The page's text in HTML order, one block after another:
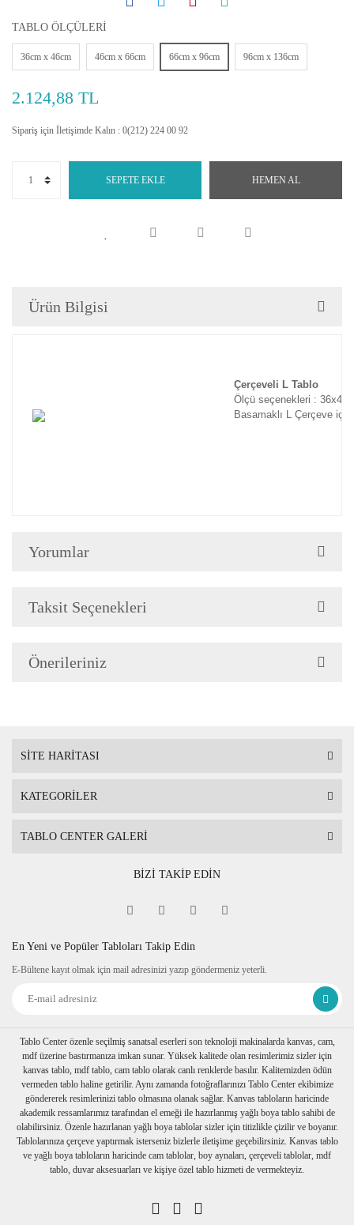
TABLO ÖLÇÜLERİ
36cm x 46cm 46cm x 66cm 66cm x 96cm 96cm x 136cm
2.124,88 TL
Sipariş için İletişimde Kalın : 0(212) 224 00 92
SEPETE EKLE HEMEN AL
Ürün Bilgisi
Çerçeveli L Tablo
Ölçü seçenekleri :
Basamaklı L Çerçeve
Nakliye sırasında hasar
Yorumlar
Taksit Seçenekleri
Önerileriniz
SİTE HARİTASI
KATEGORİLER
TABLO CENTER GALERİ
BİZİ TAKİP EDİN
En Yeni ve Popüler Tabloları Takip Edin
E-Bültene kayıt olmak için mail adresinizi yazıp göndermeniz yeterli.
Tablo Center özenle seçilmiş sanatsal eserleri son teknoloji makinalarda kanvas, cam,
mdf üzerine bastırmanıza imkan sunar. Yüksek kalitede olan resimlerimiz sizler için
kanvas tablo, mdf tablo, cam tablo olarak canlı renklerde basılır. Kalitemizden ödün
vermeden tablo haline getirilir. Aynı zamanda fotoğraflarınızı Tablo Center ekibimize
göndererek resimlerinizi tablo olmasına olanak sağlar. Kanvas tabloların haricinde
akademik ressamlarımız tarafından el emeği ile hazırlanmış yağlı boya tablo sahibi de
olabilirsiniz. Özenle hazırlanan yağlı boya tablolar sizler için titizlikle çizilir ve boyanır.
Tablolarınıza çerçeve yaptırmak isterseniz bizlerle iletişime geçebilirsiniz. Kanvas tablo
ve yağlı boya tabloların haricinde cam tablolar, boy aynaları, çerçeveli tablolar, mdf
tablo, duvar aksesuarları ve kişiye özel tablo hizmeti de vermekteyiz.